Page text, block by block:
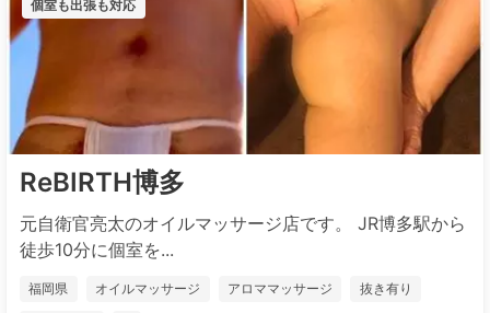
個室も出張も対応
ReBIRTH博多
元自衛官亮太のオイルマッサージ店です。 JR博多駅から
徒歩10分に個室を...
福岡県 オイルマッサージ アロママッサージ 抜き有り